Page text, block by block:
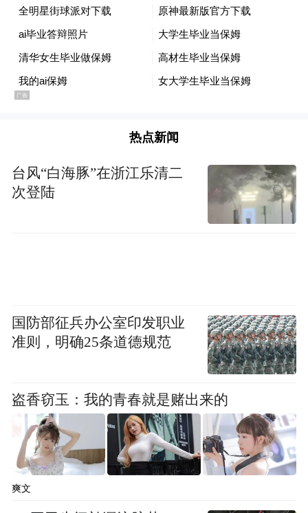
botsitting都是干啥？
所以botsitting到底干的是啥活？举个例子你
就明白了。
比如说，你用AI帮你写一份市场分析报告。
把背景信息喂进去。结果出来以后，你得逐
已经在工作中使用AI，平均自称每周节省了
13个小时。
然而，他们每周平均要花6.4个小时在
botsitting上。也就是说，AI帮你省下的时间
里，有一半又被你亲手还回去了。
还有一点，botsitting这种事有一种自我恶化
热点新闻
台风“白海豚”在浙江乐清二
次登陆
国防部征兵办公室印发职业
准则，明确25条道德规范
盗香窃玉：我的青春就是赌出来的
爽文